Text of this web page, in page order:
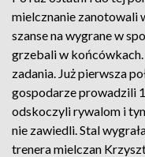
mielcznanie zanotowali
szanse na wygrane w
grzebali w
zadania. Już pierwsza
gospodarze prowadzili
odskoczyli rywalom i
nie zawiedli. Stal
trenera mielczan